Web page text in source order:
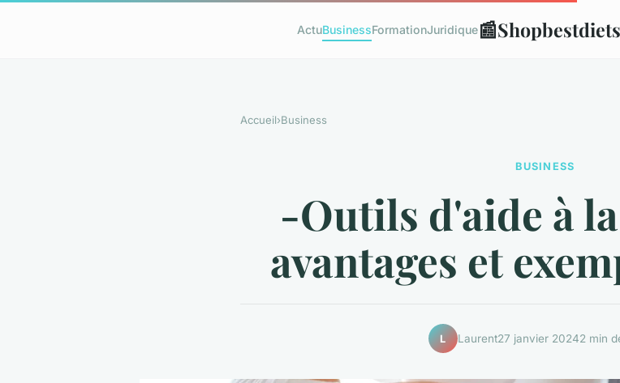
ActuBusinessFormationJuridique📰Shopbestdiets
Accueil›Business
BUSINESS
-Outils d'aide à
avantages et
L Laurent27 janvier 20242 min